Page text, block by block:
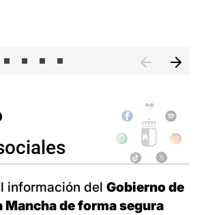
información del Gobierno de
de forma segura